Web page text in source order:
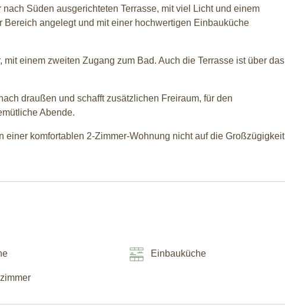
Süden ausgerichteten Terrasse, mit viel Licht und einem
angelegt und mit einer hochwertigen Einbauküche
einem zweiten Zugang zum Bad. Auch die Terrasse ist über das
draußen und schafft zusätzlichen Freiraum, für den
Abende.
komfortablen 2-Zimmer-Wohnung nicht auf die Großzügigkeit
Einbauküche